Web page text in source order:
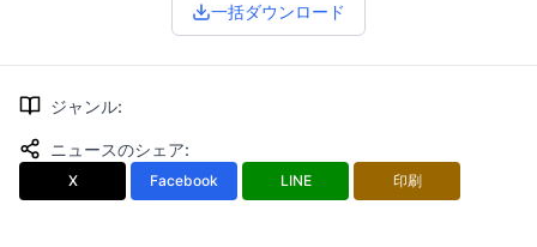
一括ダウンロード
ジャンル:
ニュースのシェア:
X Facebook LINE 印刷